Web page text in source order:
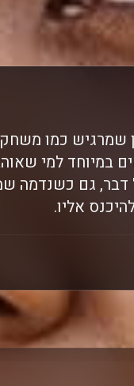
הוא מותחן
למי
דבר, גם כשנדמה
אליו.